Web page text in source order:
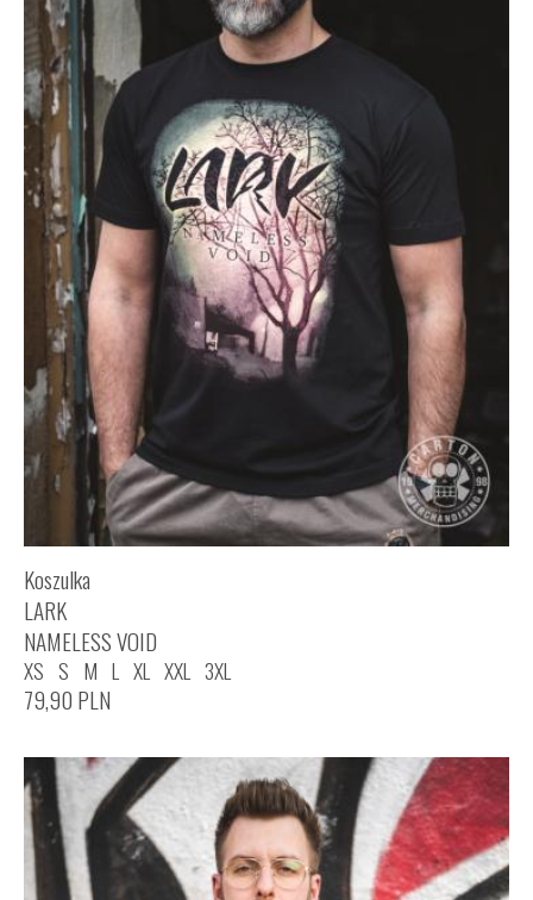
Koszulka
LARK
NAMELESS VOID
XS S M L XL XXL 3XL
79,90 PLN